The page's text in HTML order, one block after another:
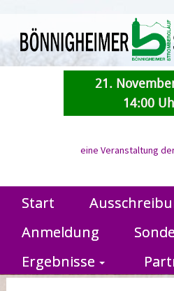
21.
14:00
eine Veranstaltung
Start
Anmeldung
Ergebnisse